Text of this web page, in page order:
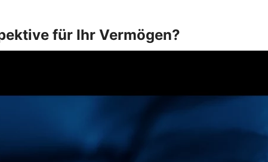
für Ihr Vermögen?